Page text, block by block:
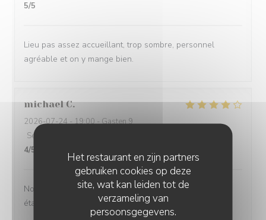
Het restaurant en zijn partners
gebruiken cookies op deze
site, wat kan leiden tot de
verzameling van
persoonsgegevens.
5/5
Lieu pas assez accueillant, trop sombre, personnel
agréable et on y mange bien.
michael C
2026-07-24- 19:00 - Gasten 9
Service
4/5
Nous avons passé un agréable moment et la nourriture
était très bonne !